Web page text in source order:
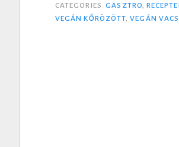
CATEGORIES GASZTRO
VEGÁN KŐRÖZÖTT ,VEGÁN